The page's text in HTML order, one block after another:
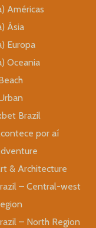
Américas
Ásia
Europa
Oceania
Brazil
por aí
& Architecture
– Central-west
– North Region